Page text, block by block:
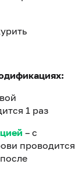
1 раз
– с
проводится